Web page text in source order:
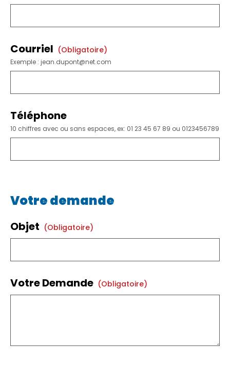
Courriel (obligatoire)
Exemple : jean.dupont@net.com
Téléphone
10 chiffres avec ou sans espaces, ex: 01 23 45 67 89 ou 0123456789
Votre demande
Objet (obligatoire)
Votre Demande (obligatoire)